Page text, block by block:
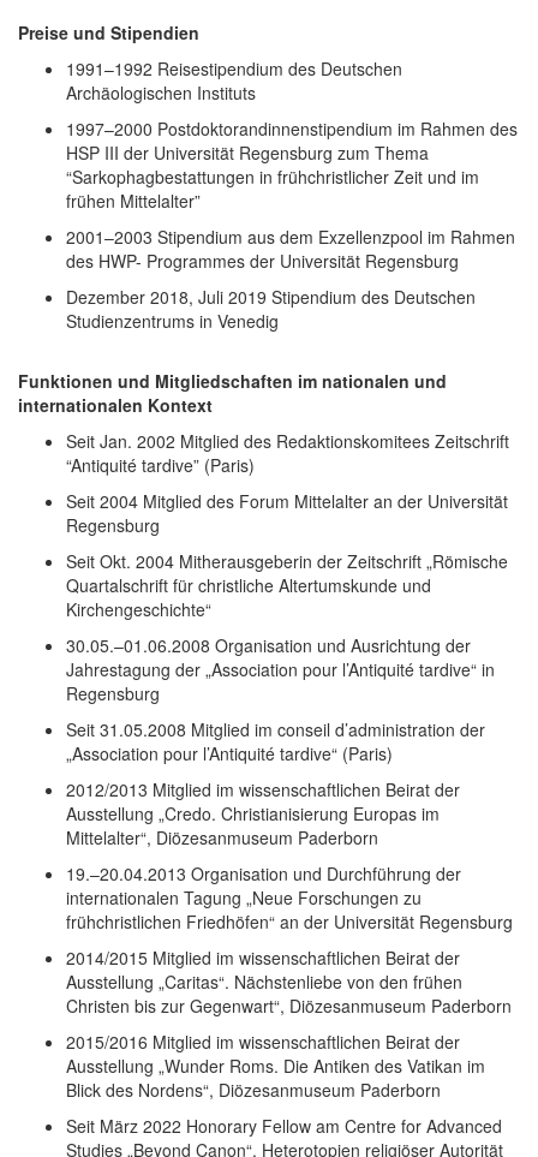
Preise und Stipendien
1991–1992 Reisestipendium des Deutschen
Archäologischen Instituts
1997–2000 Postdoktorandinnenstipendium im Rahmen des
HSP III der Universität Regensburg zum Thema
“Sarkophagbestattungen in frühchristlicher Zeit und im
frühen Mittelalter”
2001–2003 Stipendium aus dem Exzellenzpool im Rahmen
des HWP- Programmes der Universität Regensburg
Dezember 2018, Juli 2019 Stipendium des Deutschen
Studienzentrums in Venedig
Funktionen und Mitgliedschaften im nationalen und
internationalen Kontext
Seit Jan. 2002 Mitglied des Redaktionskomitees Zeitschrift
“Antiquité tardive” (Paris)
Seit 2004 Mitglied des Forum Mittelalter an der Universität
Regensburg
Seit Okt. 2004 Mitherausgeberin der Zeitschrift „Römische
Quartalschrift für christliche Altertumskunde und
Kirchengeschichte“
30.05.–01.06.2008 Organisation und Ausrichtung der
Jahrestagung der „Association pour l’Antiquité tardive“ in
Regensburg
Seit 31.05.2008 Mitglied im conseil d’administration der
„Association pour l’Antiquité tardive“ (Paris)
2012/2013 Mitglied im wissenschaftlichen Beirat der
Ausstellung „Credo. Christianisierung Europas im
Mittelalter“, Diözesanmuseum Paderborn
19.–20.04.2013 Organisation und Durchführung der
internationalen Tagung „Neue Forschungen zu
frühchristlichen Friedhöfen“ an der Universität Regensburg
2014/2015 Mitglied im wissenschaftlichen Beirat der
Ausstellung „Caritas“. Nächstenliebe von den frühen
Christen bis zur Gegenwart“, Diözesanmuseum Paderborn
2015/2016 Mitglied im wissenschaftlichen Beirat der
Ausstellung „Wunder Roms. Die Antiken des Vatikan im
Blick des Nordens“, Diözesanmuseum Paderborn
Seit März 2022 Honorary Fellow am Centre for Advanced
Studies „Beyond Canon“, Heterotopien religiöser Autorität